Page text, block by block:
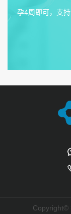
孕4周即可，支
Copyright©